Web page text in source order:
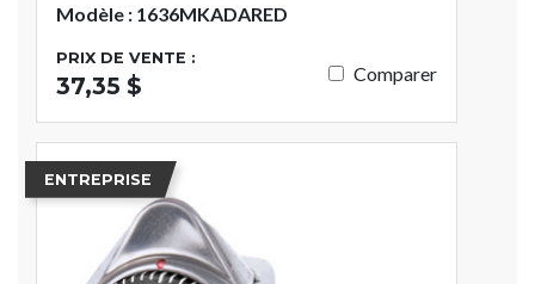
Modèle : 1636MKADARED
PRIX DE VENTE :
37,35 $ Comparer
ENTREPRISE